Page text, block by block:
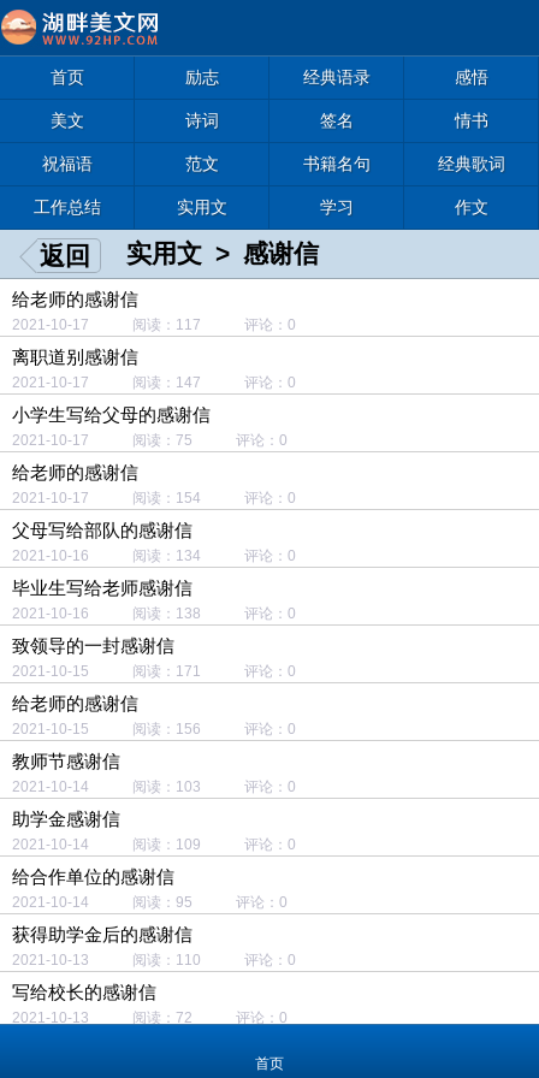
首页 励志 经典语录 感悟
美文 诗词 签名 情书
祝福语 范文 书籍名句 经典歌词
工作总结 实用文 学习 作文
返回 实用文 > 感谢信
给老师的感谢信
2021-10-17 阅读：117 评论：0
离职道别感谢信
2021-10-17 阅读：147 评论：0
小学生写给父母的感谢信
2021-10-17 阅读：75 评论：0
给老师的感谢信
2021-10-17 阅读：154 评论：0
父母写给部队的感谢信
2021-10-16 阅读：134 评论：0
毕业生写给老师感谢信
2021-10-16 阅读：138 评论：0
致领导的一封感谢信
2021-10-15 阅读：171 评论：0
给老师的感谢信
2021-10-15 阅读：156 评论：0
教师节感谢信
2021-10-14 阅读：103 评论：0
助学金感谢信
2021-10-14 阅读：109 评论：0
给合作单位的感谢信
2021-10-14 阅读：95 评论：0
获得助学金后的感谢信
2021-10-13 阅读：110 评论：0
写给校长的感谢信
2021-10-13 阅读：72 评论：0
首页